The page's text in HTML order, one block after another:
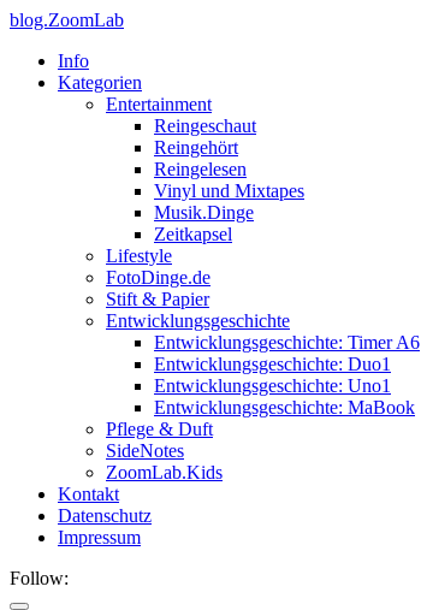
blog.ZoomLab
Info
Kategorien
Entertainment
Reingeschaut
Reingehört
Reingelesen
Vinyl und Mixtapes
Musik.Dinge
Zeitkapsel
Lifestyle
FotoDinge.de
Stift & Papier
Entwicklungsgeschichte
Entwicklungsgeschichte: Timer A6
Entwicklungsgeschichte: Duo1
Entwicklungsgeschichte: Uno1
Entwicklungsgeschichte: MaBook
Pflege & Duft
SideNotes
ZoomLab.Kids
Kontakt
Datenschutz
Impressum
Follow: